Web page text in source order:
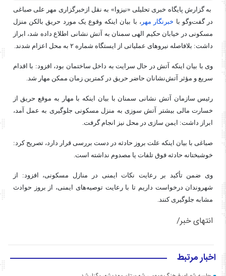
به گزارش پایگاه خبری تحلیلی «نیزوا» به نقل ازخبرگزاری مهر علی صباغی
در گفت‌وگو با خبرنگار مهر ، با بیان اینکه وقوع یک مورد حریق بالکن منزل
مسکونی در خیابان حکیم الهی سمنان به آتش نشانی اطلاع داده شد، ابراز
داشت: بلافاصله نیروهای عملیاتی از ایستگاه شماره ۲ به محل اعزام شدند.
وی با بیان اینکه آتش در حال سرایت به داخل ساختمان بود، افزود: با اقدام
سریع و مؤثر آتش‌نشانان حاضر حریق در کمترین زمان ممکن مهار شد.
رئیس سازمان آتش نشانی سمنان با بیان اینکه با مهار به موقع حریق از
خسارت مالی بیشتر آتش سوزی به منزل مسکونی جلوگیری به عمل آمد،
ابراز داشت: ایمن سازی در محل نیز انجام گرفت.
صباغی با بیان اینکه علت بروز حادثه در دست بررسی قرار دارد، تصریح کرد:
خوشبختانه حادثه فوق تلفات یا مصدوم نداشته است.
وی ضمن تأکید بر رعایت نکات ایمنی در منازل مسکونی، افزود: از
شهروندان درخواست داریم تا با رعایت توصیه‌های ایمنی، از بروز حوادث
مشابه جلوگیری کنند.
انتهای خبر/
اخبار مرتبط